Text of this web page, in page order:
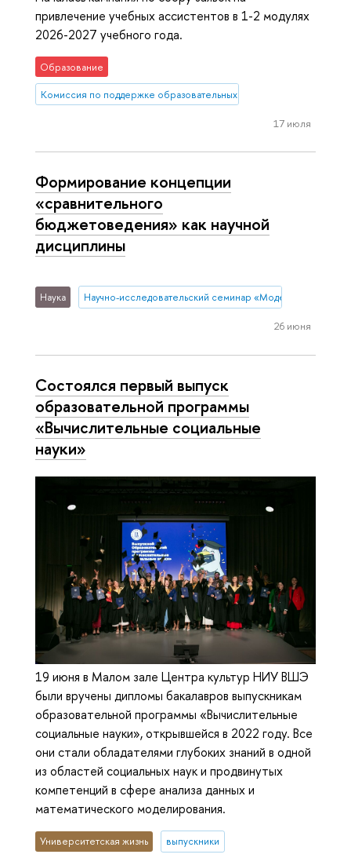
привлечение учебных ассистентов в 1-2 модулях
2026-2027 учебного года.
Образование
Комиссия по поддержке образовательных инициатив
17 июля
Формирование концепции
«сравнительного
бюджетоведения» как научной
дисциплины
Наука Научно-исследовательский семинар «Модернизация
26 июня
Состоялся первый выпуск
образовательной программы
«Вычислительные социальные
науки»
19 июня в Малом зале Центра культур НИУ ВШЭ
были вручены дипломы бакалавров выпускникам
образовательной программы «Вычислительные
социальные науки», открывшейся в 2022 году. Все
они стали обладателями глубоких знаний в одной
из областей социальных наук и продвинутых
компетенций в сфере анализа данных и
математического моделирования.
Университетская жизнь выпускники